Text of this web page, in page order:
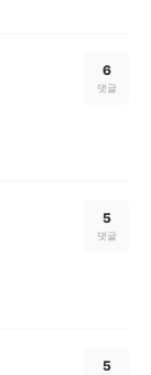
6
댓글
5
댓글
5